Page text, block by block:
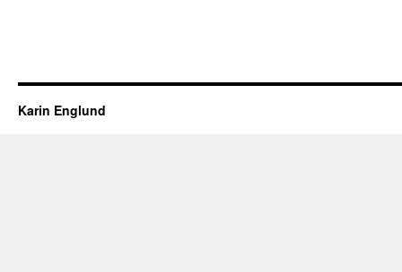
Karin Englund